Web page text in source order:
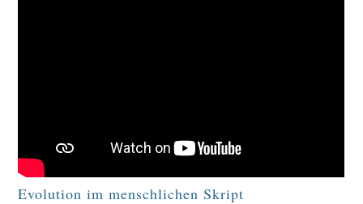
Evolution im menschlichen Skript